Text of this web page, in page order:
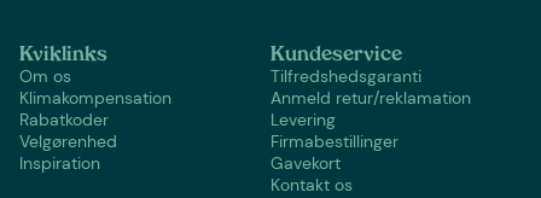
Kviklinks
Om os
Klimakompensation
Rabatkoder
Velgørenhed
Inspiration
Kundeservice
Tilfredshedsgaranti
Anmeld retur/reklamation
Levering
Firmabestillinger
Gavekort
Kontakt os